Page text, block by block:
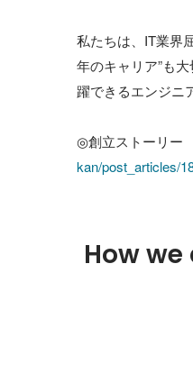
私たちは、IT業界
年のキャリア”も
躍できるエンジニ
◎創立ストーリー
kan/post_articles/
How we